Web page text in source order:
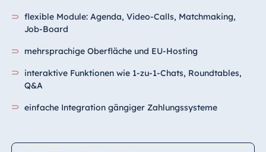
flexible Module: Agenda, Video-Calls, Matchmaking,
Job-Board
mehrsprachige Oberfläche und EU-Hosting
interaktive Funktionen wie 1-zu-1-Chats, Roundtables,
Q&A
einfache Integration gängiger Zahlungssysteme